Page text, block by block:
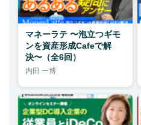
マネーラテ 〜泡立つギモ
ンを資産形成Cafeで解
決〜（全6回）
内田 一博